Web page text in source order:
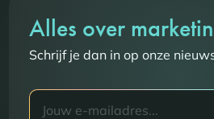
Alles over
Schrijf je dan in op onze